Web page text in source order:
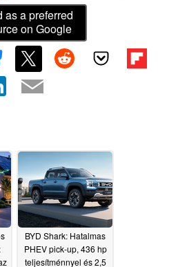
as a preferred
on Google
BYD Shark: Hatalmas
PHEV pick-up, 436 hp
teljesítménnyel és 2,5